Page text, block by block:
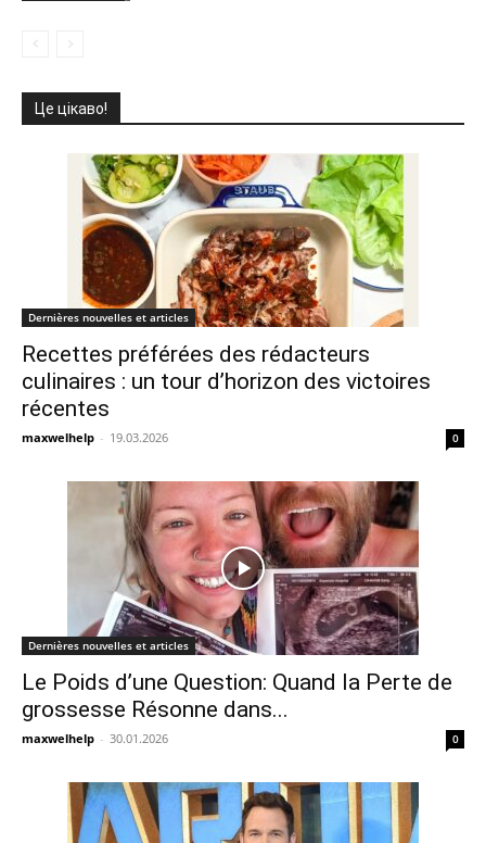
Це цікаво!
Dernières nouvelles et articles
Recettes préférées des rédacteurs
culinaires : un tour d’horizon des victoires
récentes
maxwelhelp - 19.03.2026 0
Dernières nouvelles et articles
Le Poids d’une Question: Quand la Perte de
grossesse Résonne dans...
maxwelhelp - 30.01.2026 0